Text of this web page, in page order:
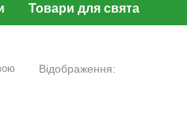
Товари для свята
Відображення: